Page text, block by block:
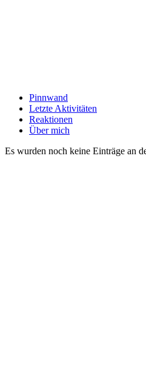
Pinnwand
Letzte Aktivitäten
Reaktionen
Über mich
Es wurden noch keine Einträge an